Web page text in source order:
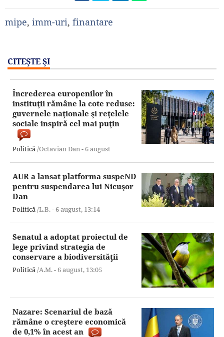
mipe, imm-uri, finantare
CITEŞTE ŞI
Încrederea europenilor în
instituţii rămâne la cote reduse:
guvernele naţionale şi reţelele
sociale inspiră cel mai puţin
Politică /Octavian Dan -6 august
AUR a lansat platforma suspeND
pentru suspendarea lui Nicuşor
Dan
Politică /L.B. -6 august, 13:14
Senatul a adoptat proiectul de
lege privind strategia de
conservare a biodiversităţii
Politică /A.M. -6 august, 13:05
Nazare: Scenariul de bază
rămâne o creştere economică
de 0,1% în acest an